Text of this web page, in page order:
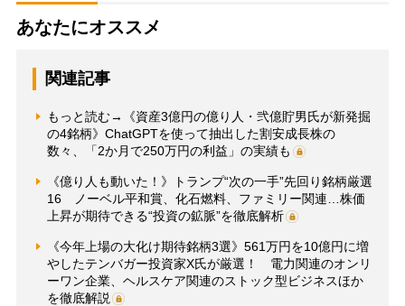
あなたにオススメ
関連記事
もっと読む→《資産3億円の億り人・弐億貯男氏が新発掘
の4銘柄》ChatGPTを使って抽出した割安成長株の
数々、「2か月で250万円の利益」の実績も
《億り人も動いた！》トランプ“次の一手”先回り銘柄厳選
16 ノーベル平和賞、化石燃料、ファミリー関連…株価
上昇が期待できる“投資の鉱脈”を徹底解析
《今年上場の大化け期待銘柄3選》561万円を10億円に増
やしたテンバガー投資家X氏が厳選！ 電力関連のオンリ
ーワン企業、ヘルスケア関連のストック型ビジネスほか
を徹底解説